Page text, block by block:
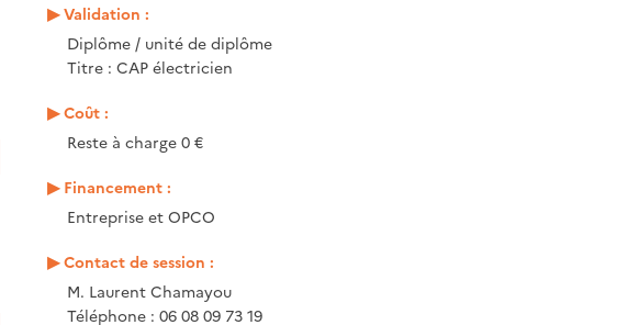
Validation :
Diplôme / unité de diplôme
Titre : CAP électricien
Coût :
Reste à charge 0 €
Financement :
Entreprise et OPCO
Contact de session :
M. Laurent Chamayou
Téléphone : 06 08 09 73 19